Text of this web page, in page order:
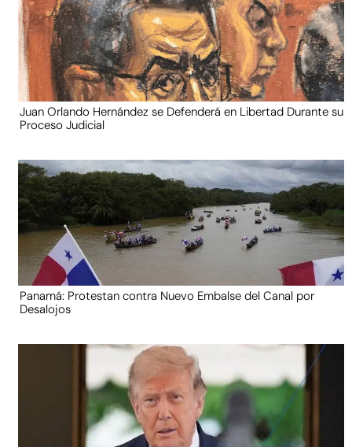
Juan Orlando Hernández se Defenderá en Libertad Durante su
Proceso Judicial
Panamá: Protestan contra Nuevo Embalse del Canal por
Desalojos